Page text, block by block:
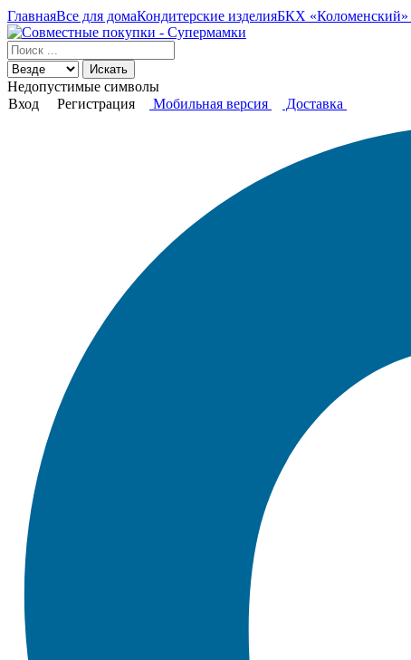
ГлавнаяВсе для домаКондитерские изделияБКХ «Коломенский»
Искать
Недопустимые символы
Вход
Регистрация Мобильная версия Доставка